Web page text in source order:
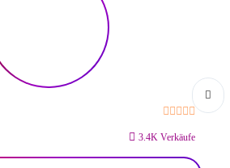
3.4K Verkäufe